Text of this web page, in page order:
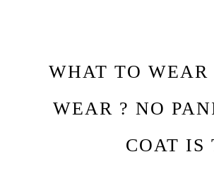
WHAT TO
WEAR ? NO
COAT IS